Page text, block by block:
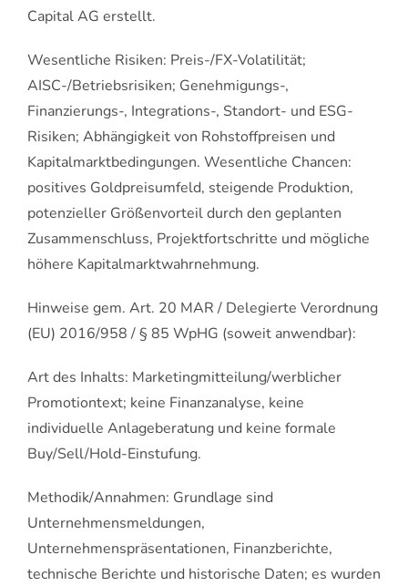
Capital AG erstellt.
Wesentliche Risiken: Preis-/FX-Volatilität;
AISC-/Betriebsrisiken; Genehmigungs-,
Finanzierungs-, Integrations-, Standort- und ESG-
Risiken; Abhängigkeit von Rohstoffpreisen und
Kapitalmarktbedingungen. Wesentliche Chancen:
positives Goldpreisumfeld, steigende Produktion,
potenzieller Größenvorteil durch den geplanten
Zusammenschluss, Projektfortschritte und mögliche
höhere Kapitalmarktwahrnehmung.
Hinweise gem. Art. 20 MAR / Delegierte Verordnung
(EU) 2016/958 / § 85 WpHG (soweit anwendbar):
Art des Inhalts: Marketingmitteilung/werblicher
Promotiontext; keine Finanzanalyse, keine
individuelle Anlageberatung und keine formale
Buy/Sell/Hold-Einstufung.
Methodik/Annahmen: Grundlage sind
Unternehmensmeldungen,
Unternehmenspräsentationen, Finanzberichte,
technische Berichte und historische Daten; es wurden